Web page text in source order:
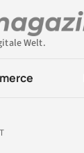
Welt.